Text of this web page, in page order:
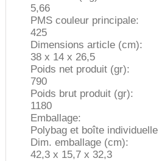
5,66
PMS couleur principale:
425
Dimensions article (cm):
38 x 14 x 26,5
Poids net produit (gr):
790
Poids brut produit (gr):
1180
Emballage:
Polybag et boîte individuelle
Dim. emballage (cm):
42,3 x 15,7 x 32,3